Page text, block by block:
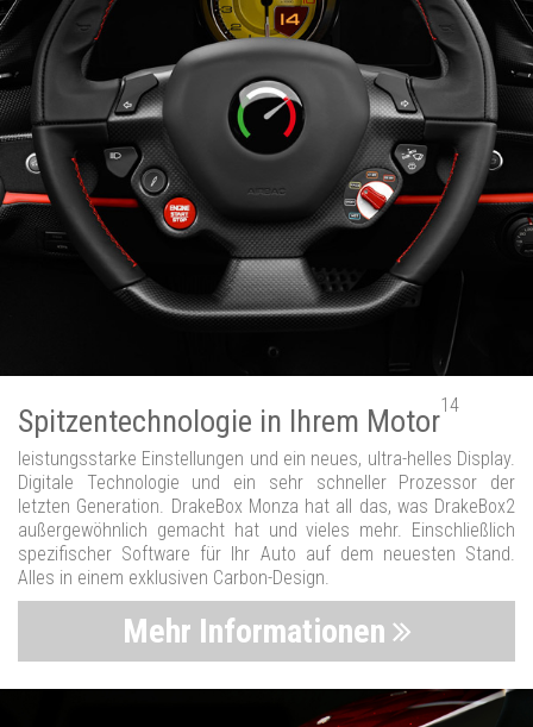
Spitzentechnologie in Ihrem Motor14
leistungsstarke Einstellungen und ein neues, ultra-helles Display.
Digitale Technologie und ein sehr schneller Prozessor der
letzten Generation. DrakeBox Monza hat all das, was DrakeBox2
außergewöhnlich gemacht hat und vieles mehr. Einschließlich
spezifischer Software für Ihr Auto auf dem neuesten Stand.
Alles in einem exklusiven Carbon-Design.
Mehr Informationen